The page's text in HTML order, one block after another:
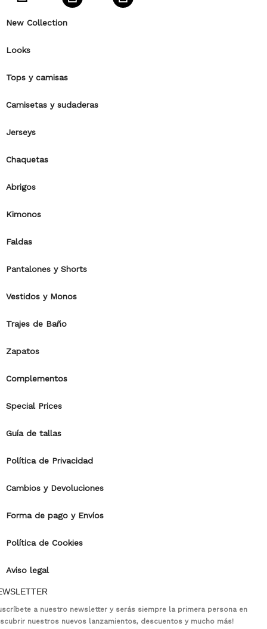
New Collection
Looks
Tops y camisas
Camisetas y sudaderas
Jerseys
Chaquetas
Abrigos
Kimonos
Faldas
Pantalones y Shorts
Vestidos y Monos
Trajes de Baño
Zapatos
Complementos
Special Prices
Guía de tallas
Política de Privacidad
Cambios y Devoluciones
Forma de pago y Envíos
Política de Cookies
Aviso legal
a nuestro newsletter y serás siempre la primera persona en
nuestros nuevos lanzamientos, descuentos y mucho más!